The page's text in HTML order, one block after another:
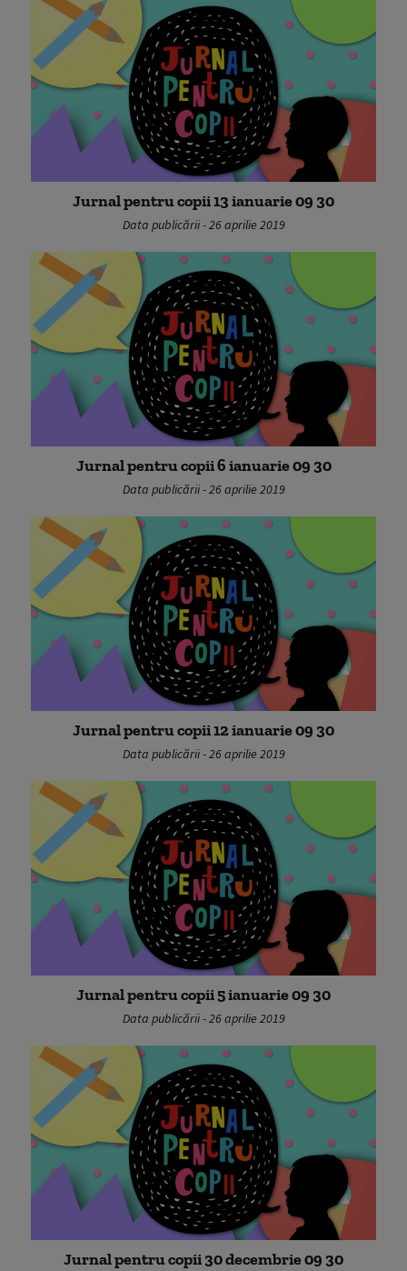
Jurnal pentru copii 13 ianuarie 09 30
Data publicării - 26 aprilie 2019
Jurnal pentru copii 6 ianuarie 09 30
Data publicării - 26 aprilie 2019
Jurnal pentru copii 12 ianuarie 09 30
Data publicării - 26 aprilie 2019
Jurnal pentru copii 5 ianuarie 09 30
Data publicării - 26 aprilie 2019
Jurnal pentru copii 30 decembrie 09 30